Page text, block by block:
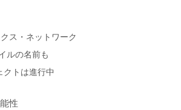
ス・ネットワーク
ルの名前も
クトは進行中
性